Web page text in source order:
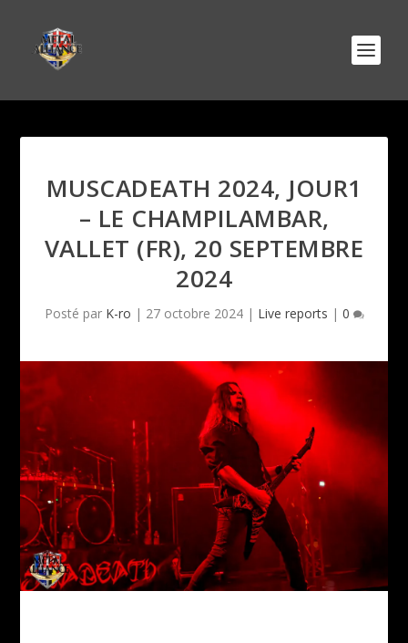
MUSCADEATH 2024, JOUR1
– LE CHAMPILAMBAR,
VALLET (FR), 20 SEPTEMBRE
2024
Posté par K-ro | 27 octobre 2024| Live reports | 0